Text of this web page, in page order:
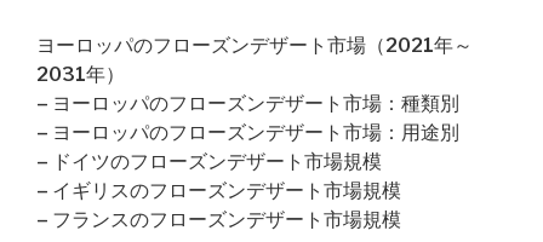
ヨーロッパのフローズンデザート市場（2021年～
2031年）
– ヨーロッパのフローズンデザート市場：種類別
– ヨーロッパのフローズンデザート市場：用途別
– ドイツのフローズンデザート市場規模
– イギリスのフローズンデザート市場規模
– フランスのフローズンデザート市場規模